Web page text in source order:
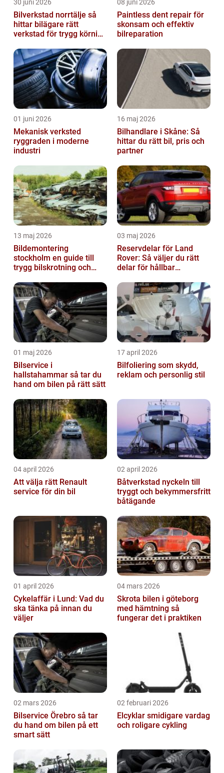
30 juni 2026
Bilverkstad norrtälje så
hittar bilägare rätt
verkstad för trygg körning
08 juni 2026
Paintless dent repair för
skonsam och effektiv
bilreparation
01 juni 2026
Mekanisk verksted
ryggraden i moderne
industri
16 maj 2026
Bilhandlare i Skåne: Så
hittar du rätt bil, pris och
partner
13 maj 2026
Bildemontering
stockholm en guide till
trygg bilskrotning och
03 maj 2026
Reservdelar för Land
Rover: Så väljer du rätt
delar för hållbar
01 maj 2026
Bilservice i
hallstahammar så tar du
hand om bilen på rätt sätt
17 april 2026
Bilfoliering som skydd,
reklam och personlig stil
04 april 2026
Att välja rätt Renault
service för din bil
02 april 2026
Båtverkstad nyckeln till
tryggt och bekymmersfritt
båtägande
01 april 2026
Cykelaffär i Lund: Vad du
ska tänka på innan du
väljer
04 mars 2026
Skrota bilen i göteborg
med hämtning så
fungerar det i praktiken
02 mars 2026
Bilservice Örebro så tar
du hand om bilen på ett
smart sätt
02 februari 2026
Elcyklar smidigare vardag
och roligare cykling